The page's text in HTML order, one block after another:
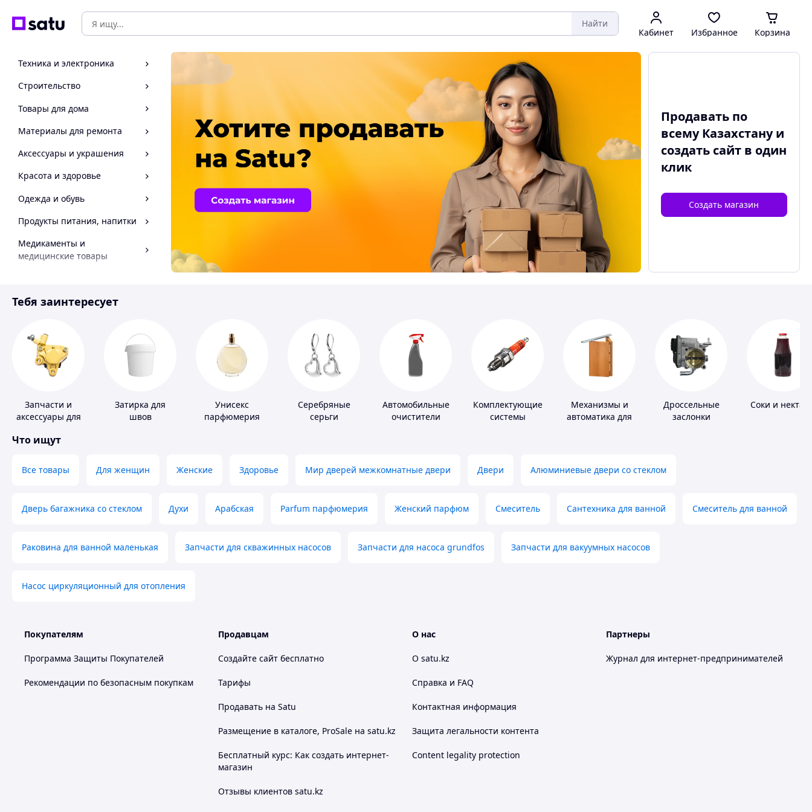
Найти
Кабинет Избранное Корзина
Техника и электроника
Строительство
Товары для дома
Материалы для ремонта
Аксессуары и украшения
Красота и здоровье
Одежда и обувь
Продукты питания, напитки
Медикаменты и
медицинские товары
Инструмент
Продавать по
всему Казахстану и
создать сайтв один
клик
Создать магазин
Тебя заинтересует
Запчасти и
аксессуары для
Затирка для
швов
Унисекс
парфюмерия
Серебряные
серьги
Автомобильные
очистители
Комплектующие
системы
Механизмы и
автоматика для
Дроссельные
заслонки
Соки и
Что ищут
Все товары Для женщин Женские Здоровье Мир дверей межкомнатные двери Двери Алюминиевые двери со стеклом
Дверь багажника со стеклом Духи Арабская Parfum парфюмерия Женский парфюм Смеситель Сантехника для ванной Смеситель для ванной
Раковина для ванной маленькая Запчасти для скважинных насосов Запчасти для насоса grundfos Запчасти для вакуумных насосов
Насос циркуляционный для отопления
Покупателям
Программа Защиты Покупателей
Рекомендации по безопасным покупкам
Продавцам
Создайте сайт бесплатно
Тарифы
Продавать на Satu
Размещение в каталоге, ProSale на satu.kz
Бесплатный курс: Как создать интернет-
магазин
Отзывы клиентов satu.kz
О нас
О satu.kz
Справка и FAQ
Контактная информация
Защита легальности контента
Content legality protection
Партнеры
Журнал для интернет-предпринимателей